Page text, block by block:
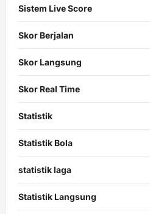
Sistem Live Score
Skor Berjalan
Skor Langsung
Skor Real Time
Statistik
Statistik Bola
statistik laga
Statistik Langsung